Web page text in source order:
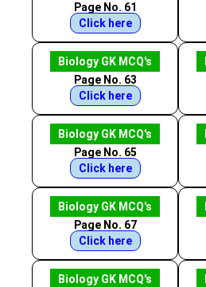
Page No. 61
Click here
Biology GK MCQ's
Page No. 63
Click here
Biology GK MCQ's
Page No. 65
Click here
Biology GK MCQ's
Page No. 67
Click here
Biology GK MCQ's